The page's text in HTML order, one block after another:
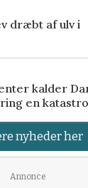
dræbt af ulv i
kalder
en
nyheder her
Annonce